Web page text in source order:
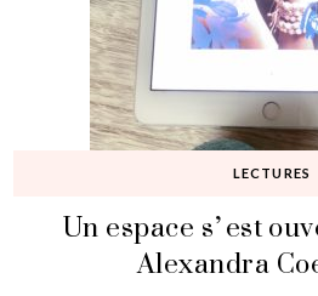
LECTURES
Un espace s’est
Alexandra